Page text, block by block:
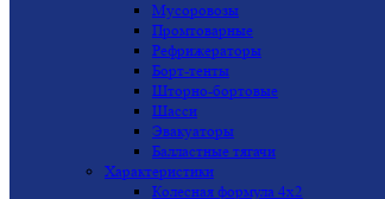
Мусоровозы
Промтоварные
Рефрижераторы
Борт-тенты
Шторно-бортовые
Шасси
Эвакуаторы
Балластные тягачи
Характеристики
Колесная формула 4x2